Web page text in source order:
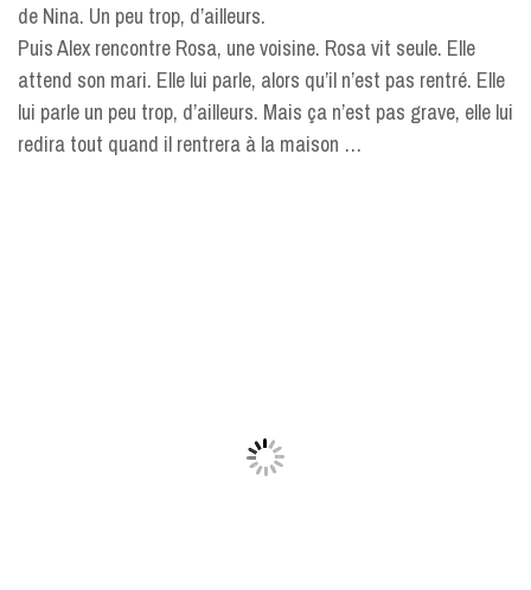
de Nina. Un peu trop, d’ailleurs.
Puis Alex rencontre Rosa, une voisine. Rosa vit seule. Elle
attend son mari. Elle lui parle, alors qu’il n’est pas rentré. Elle
lui parle un peu trop, d’ailleurs. Mais ça n’est pas grave, elle lui
redira tout quand il rentrera à la maison …